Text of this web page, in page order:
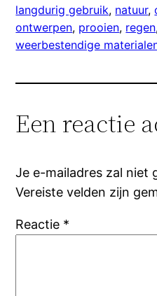
langdurig gebruik, natuur,
ontwerpen, prooien, regen
weerbestendige
Een reactie
Je e-mailadres zal niet
Vereiste velden zijn
Reactie *